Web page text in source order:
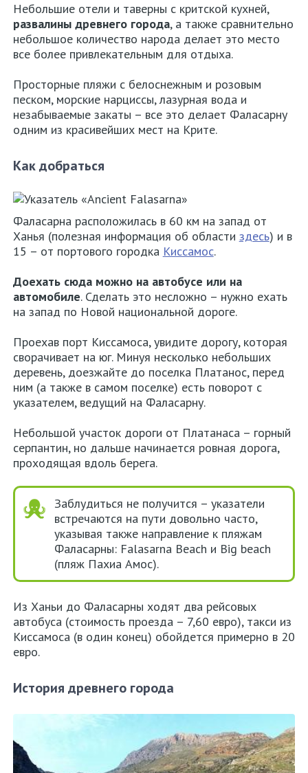
Аттика
Салоники
Крит
Родос
Кос
Корфу
Аренда
авто
в
Греции
Карта
сайта
Контакты
Политика
конфиденциальности
Небольшие отели и таверны с критской кухней,
развалины древнего города, а также сравнительно
небольшое количество народа делает это место
все более привлекательным для отдыха.
Просторные пляжи с белоснежным и розовым
песком, морские нарциссы, лазурная вода и
незабываемые закаты – все это делает Фаласарну
одним из красивейших мест на Крите.
Как добраться
Фаласарна расположилась в 60 км на запад от
Ханья (полезная информация об области здесь) и в
15 – от портового городка Киссамос.
Доехать сюда можно на автобусе или на
автомобиле. Сделать это несложно – нужно ехать
на запад по Новой национальной дороге.
Проехав порт Киссамоса, увидите дорогу, которая
сворачивает на юг. Минуя несколько небольших
деревень, доезжайте до поселка Платанос, перед
ним (а также в самом поселке) есть поворот с
указателем, ведущий на Фаласарну.
Небольшой участок дороги от Платанаса – горный
серпантин, но дальше начинается ровная дорога,
проходящая вдоль берега.
Заблудиться не получится – указатели
встречаются на пути довольно часто,
указывая также направление к пляжам
Фаласарны: Falasarna Beach и Big beach
(пляж Пахиа Амос).
Из Ханьи до Фаласарны ходят два рейсовых
автобуса (стоимость проезда – 7,60 евро), такси из
Киссамоса (в один конец) обойдется примерно в 20
евро.
История древнего города